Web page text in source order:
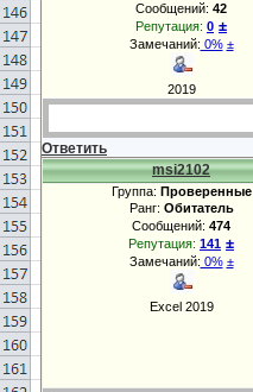
Сообщений: 42
Репутация: 0 ±
Замечаний: 0% ±
2019
Ответить
msi2102
Группа: Проверенные
Ранг: Обитатель
Сообщений: 474
Репутация: 141 ±
Замечаний: 0% ±
Excel 2019